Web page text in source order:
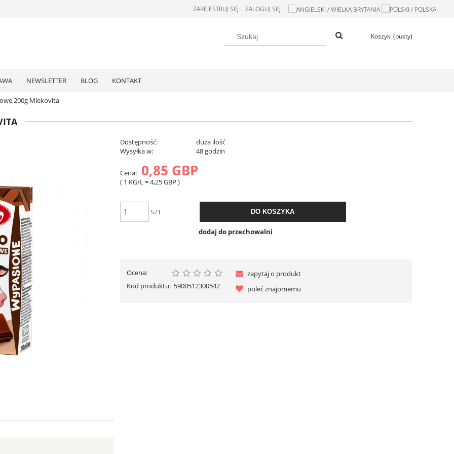
ZAREJESTRUJ SIĘ ZALOGUJ SIĘ
Koszyk:(pusty)
NEWSLETTER BLOG KONTAKT
200g Mlekovita
Dostępność:
duża ilość
Wysyłka w:
48 godzin
Cena: 0,85 GBP
( 1 KG/L=4,25 GBP )
SZT DO KOSZYKA
dodaj do przechowalni
Ocena:
Kod produktu: 5900512300542
zapytaj o produkt
poleć znajomemu